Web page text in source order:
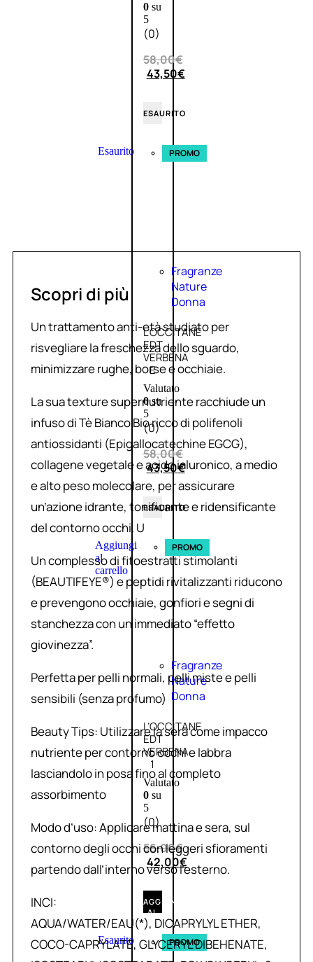
0su
5
(0)
58,00€
43,50€
ESAURITO
Esaurito PROMO
Fragranze
Nature
Donna
L’OCCITANE
EDT
VERBENA
E
Valutato
0su
5
(0)
58,00€
43,50€
ESAURITO
Aggiungi
al
carrello
PROMO
Fragranze
Nature
Donna
L’OCCITANE
EDT
VERBENA
1
Valutato
0su
5
(0)
56,00€
42,00€
AGGIUNGI
AL
CARRELLO
Esaurito PROMO
Scopri di più
Un trattamento anti-età studiato per
risvegliare la freschezza dello sguardo,
minimizzare rughe, borse e occhiaie.
La sua texture supernutriente racchiude un
infuso di Tè Bianco Bio ricco di polifenoli
antiossidanti (Epigallocatechine EGCG),
collagene vegetale e acido ialuronico, a medio
e alto peso molecolare, per assicurare
un’azione idrante, tonificante e ridensificante
del contorno occhi. U
Un complesso di fitoestratti stimolanti
(BEAUTIFEYE®) e peptidi rivitalizzanti riducono
e prevengono occhiaie, gonfiori e segni di
stanchezza con un immediato “effetto
giovinezza”.
Perfetta per pelli normali, pelli miste e pelli
sensibili (senza profumo)
Beauty Tips: Utilizzare la sera come impacco
nutriente per contorno occhi e labbra
lasciandolo in posa fino al completo
assorbimento
Modo d’uso: Applicare mattina e sera, sul
contorno degli occhi con leggeri sfioramenti
partendo dall’interno verso l’esterno.
INCI:
AQUA/WATER/EAU(*), DICAPRYLYL ETHER,
COCO-CAPRYLATE, GLYCERYL DIBEHENATE,